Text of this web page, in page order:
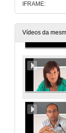
IFRAME:
Vídeos da